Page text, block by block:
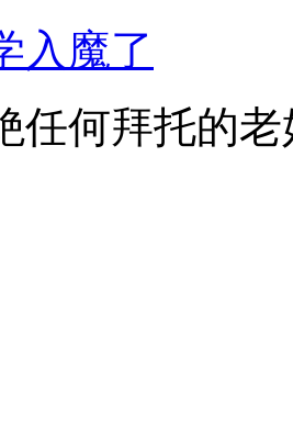
入魔了
任何拜托的老